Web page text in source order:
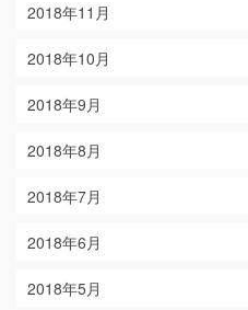
2018年11月
2018年10月
2018年9月
2018年8月
2018年7月
2018年6月
2018年5月